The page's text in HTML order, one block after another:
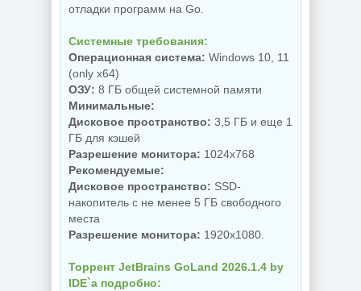
PDF редактор
NEW
ON1 Effects
20.5.0.19010
Бэкап системы
Hasleo Backup
Suite 5.9.2.1
NEW
изображений ON1
Resize AI 2026.5
отладки программ на Go.
Системные требования:
Операционная система: Windows 10, 11
(only x64)
ОЗУ: 8 ГБ общей системной памяти
Минимальные:
Дисковое пространство: 3,5 ГБ и еще 1
ГБ для кэшей
Разрешение монитора: 1024x768
Рекомендуемые:
Дисковое пространство: SSD-
накопитель с не менее 5 ГБ свободного
места
Разрешение монитора: 1920x1080.
Торрент JetBrains GoLand 2026.1.4 by
IDE`a подробно: